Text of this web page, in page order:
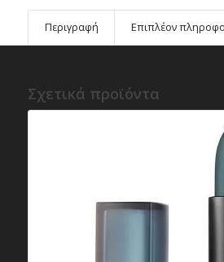
Περιγραφή Επιπλέον
Σχετικά προϊόντα